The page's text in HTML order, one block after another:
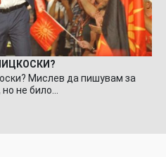
Мислев да пишувам за
но не било…